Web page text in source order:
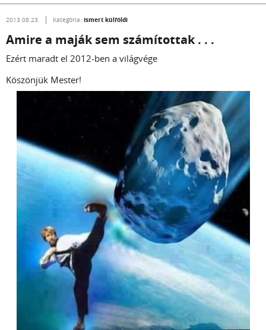
2013.08.23. Kategória: Ismert külföldi
Amire a maják sem számítottak . . .
Ezért maradt el 2012-ben a világvége
Köszönjük Mester!